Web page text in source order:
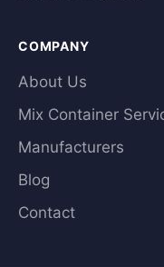
COMPANY
About Us
Mix Container
Manufacturers
Blog
Contact